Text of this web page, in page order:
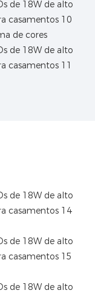
de cores